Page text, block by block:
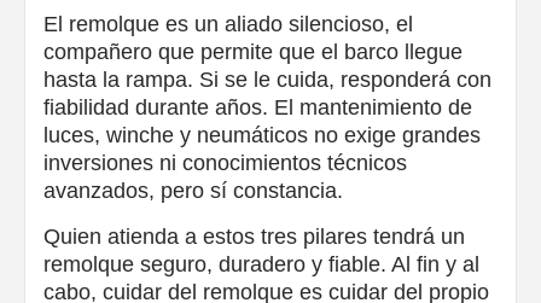
El remolque es un aliado silencioso, el
compañero que permite que el barco llegue
hasta la rampa. Si se le cuida, responderá con
fiabilidad durante años. El mantenimiento de
luces, winche y neumáticos no exige grandes
inversiones ni conocimientos técnicos
avanzados, pero sí constancia.
Quien atienda a estos tres pilares tendrá un
remolque seguro, duradero y fiable. Al fin y al
cabo, cuidar del remolque es cuidar del propio